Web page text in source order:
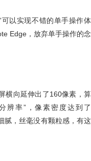
以实现不错的单手操作体
Edge，放弃单手操作的念
横向延伸出了160像素，算
辨率”，像素密度达到了
腻，丝毫没有颗粒感，有这